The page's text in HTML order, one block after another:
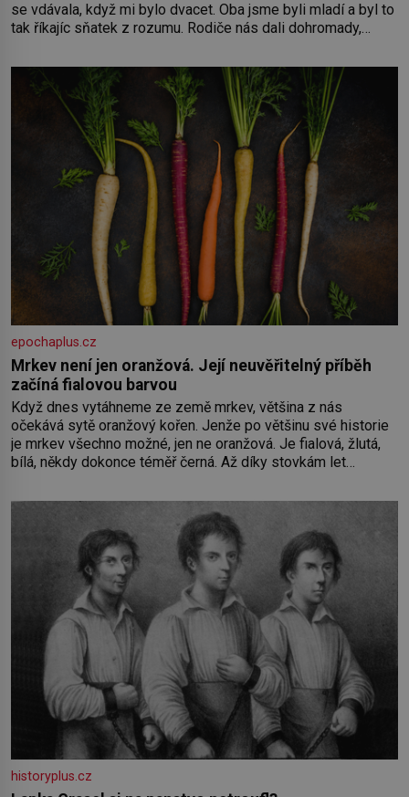
se vdávala, když mi bylo dvacet. Oba jsme byli mladí a byl to
tak říkajíc sňatek z rozumu. Rodiče nás dali dohromady,
oběma moc nesvědčilo, brzy jsme zjistili, že
epochaplus.cz
Mrkev není jen oranžová. Její neuvěřitelný příběh
začíná fialovou barvou
Když dnes vytáhneme ze země mrkev, většina z nás
očekává sytě oranžový kořen. Jenže po většinu své historie
je mrkev všechno možné, jen ne oranžová. Je fialová, žlutá,
bílá, někdy dokonce téměř černá. Až díky stovkám let
českou zahradu ani nedokážeme představit. Její příběh je
historyplus.cz